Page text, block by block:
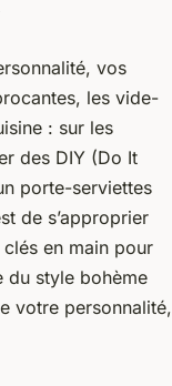
vos
les vide-
: sur les
des DIY (Do It
porte-serviettes
de s’approprier
en main pour
du style bohème
votre personnalité,